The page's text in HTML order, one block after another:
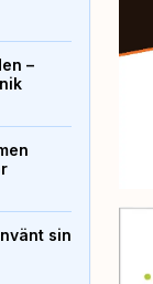
–
sin